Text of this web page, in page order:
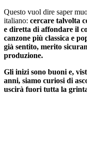
Questo vuol dire saper
italiano: cercare talvolta
e diretta di affondare il
canzone più classica e
già sentito, merito
produzione.
Gli inizi sono buoni e,
anni, siamo curiosi di
uscirà fuori tutta la